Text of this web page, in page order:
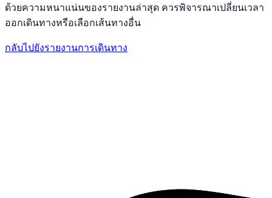
ด้วยความหนาแน่นของรายงานล่าสุด ควรพิจารณาเปลี่ยนเวลา
ออกเดินทางหรือเลือกเส้นทางอื่น
กลับไปยังรายงานการเดินทาง